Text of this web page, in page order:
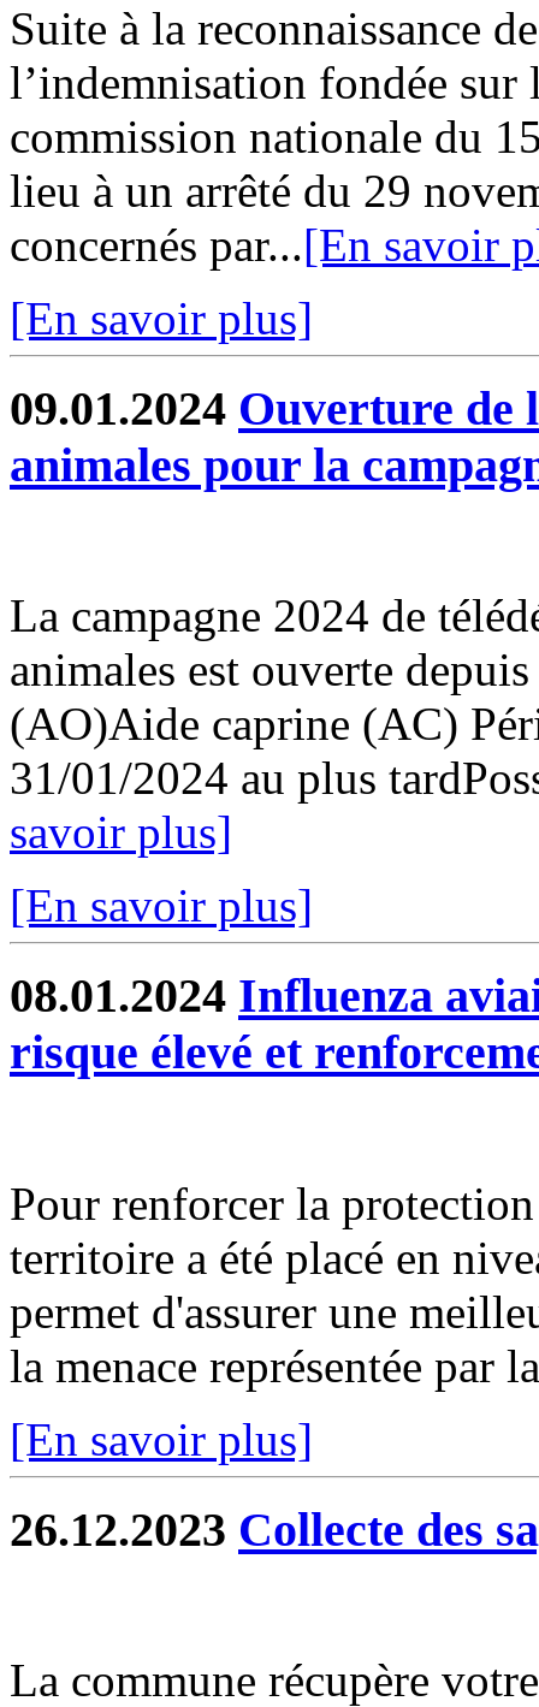
Suite à la reconnaissance
l’indemnisation fondée
commission nationale du
lieu à un arrêté du 29
concernés par...[En savoir
[En savoir plus]
09.01.2024 Ouverture de
animales pour la
La campagne 2024 de
animales est ouverte
(AO)Aide caprine (AC)
31/01/2024 au plus
savoir plus]
[En savoir plus]
08.01.2024 Influenza
risque élevé et
Pour renforcer la
territoire a été placé en
permet d'assurer une
la menace représentée par
[En savoir plus]
26.12.2023 Collecte des
La commune récupère